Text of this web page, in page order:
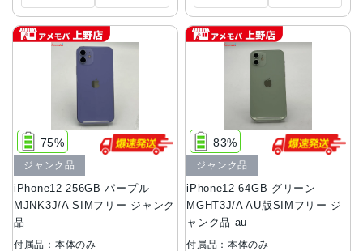
iPhone12 256GB パープル
MJNK3J/A SIMフリー ジャンク
品
75%
ジャンク品
付属品：本体のみ
iPhone12 64GB グリーン
MGHT3J/A AU版SIMフリー ジ
ャンク品 au
83%
ジャンク品
付属品：本体のみ